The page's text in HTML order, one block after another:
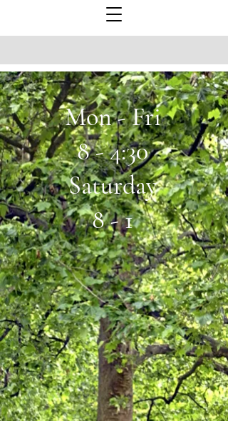
Mon - Fri
8 - 4:30
Saturday
8 - 1